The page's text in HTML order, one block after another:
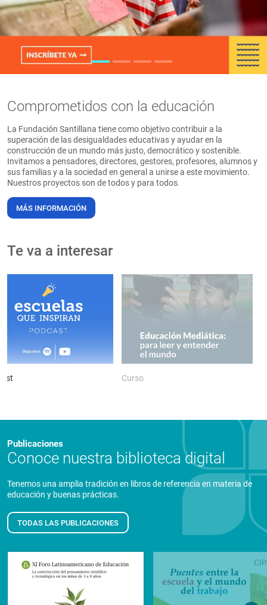
PT
Comprometidos con la educación
La Fundación Santillana tiene como objetivo contribuir a la
superación de las desigualdades educativas y ayudar en la
construcción de un mundo más justo, democrático y sostenible.
Invitamos a pensadores, directores, gestores, profesores, alumnos y
sus familias y a la sociedad en general a unirse a este movimiento.
Nuestros proyectos son de todos y para todos.
MÁS INFORMACIÓN
Te va a interesar
Curso
Publicaciones
Conoce nuestra biblioteca digital
Tenemos una amplia tradición en libros de referencia en materia de
educación y buenas prácticas.
TODAS LAS PUBLICACIONES